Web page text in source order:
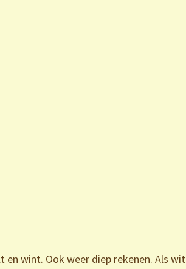
en wint. Ook weer diep rekenen. Als wit